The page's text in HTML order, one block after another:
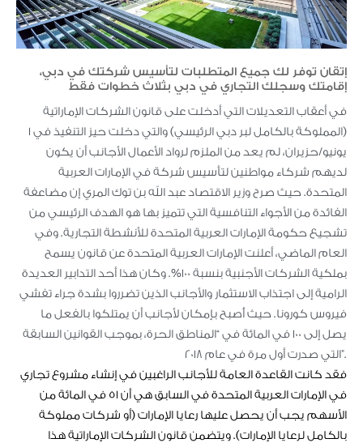
إتقان توفر لك جميع المتطلبات لتأسيس شركتك في دبي،
إقامتك وسجلك التجاري في دبي بثلاث خطوات فقط
في أعقاب التعديلات التي أدخلت على قانون الشركات الإماراتية
(المملوكة بالكامل لبر دبي الرئيسي) والتي دخلت حيز التنفيذ في 1
يونيو/حزيران، لم يعد من الملزم لرواد الأعمال الأجانب أن يكون
لديهم شركاء مواطنين لتأسيس شركة في الإمارات العربية
المتحدة. حيث صرح وزير الاقتصاد عبد الله بن توك المري إن مضاعفة
الفائدة من الأجواء التنافسية التي تتميز بها هو الهدف الرئيسي من
تشجيع حكومة الإمارات العربية المتحدة للأنشطة التجارية. وفي
العام الماضي، أعلنت الإمارات العربية المتحدة عن قانون يسمح
بملكية الشركات الأجنبية بنسبة 100%. وكان هذا أحد التدابير العديدة
الرامية إلى اجتذاب الاستثمار والأجانب الذين تضرروا بشدة جراء تفشي
فيروس كورونا. حيث أًصبح بإمكان لأجانب أن يمتلكوا بالفعل ما
يصل إلى 100 في المائة في “المناطق الحرة، بموجب القوانين السابقة
التي صدرت أول مرة في عام 2018”.
فقد كانت القاعدة العامة للأجانب الراغبين في إنشاء مشروع تجاري
في الإمارات العربية المتحدة في السابق هي أن 51 في المائة من
الأسهم يجب أن يحصل عليها رعايا الإمارات (أو شركات مملوكة
بالكامل لرعايا الإمارات). ويتضمن قانون الشركات الإماراتية هذا